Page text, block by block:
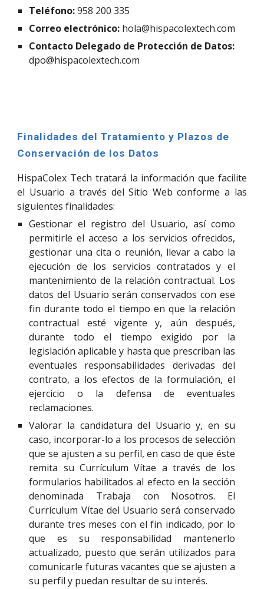
Teléfono: 958 200 335
Correo electrónico: hola@hispacolextech.com
dpo@hispacolextech.com
Finalidades del Tratamiento y Plazos de
Conservación de los Datos
HispaColex Tech tratará la información que facilite
el Usuario a través del Sitio Web conforme a las
siguientes finalidades:
Gestionar el registro del Usuario, así como
permitirle el acceso a los servicios ofrecidos,
gestionar una cita o reunión, llevar a cabo la
ejecución de los servicios contratados y el
mantenimiento de la relación contractual. Los
datos del Usuario serán conservados con ese
fin durante todo el tiempo en que la relación
contractual esté vigente y, aún después,
durante todo el tiempo exigido por la
legislación aplicable y hasta que prescriban las
eventuales responsabilidades derivadas del
contrato, a los efectos de la formulación, el
ejercicio o la defensa de eventuales
reclamaciones.
Valorar la candidatura del Usuario y, en su
caso, incorporar-lo a los procesos de selección
que se ajusten a su perfil, en caso de que éste
remita su Currículum Vítae a través de los
formularios habilitados al efecto en la sección
denominada Trabaja con Nosotros. El
Currículum Vítae del Usuario será conservado
durante tres meses con el fin indicado, por lo
que es su responsabilidad mantenerlo
actualizado, puesto que serán utilizados para
comunicarle futuras vacantes que se ajusten a
su perfil y puedan resultar de su interés.